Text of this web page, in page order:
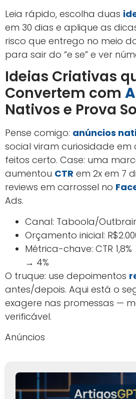
Leia rápido, escolha duas
em 30 dias e aplique as
risco que entrego no meio
para sair do “e se” e ver
Ideias Criativas
Convertem com
Nativos e Prova
Pense comigo: anúncios
social viram curiosidade
feitos certo. Case: uma
aumentou CTR em 2x em 7
reviews em carrossel no
Ads.
Canal: Taboola/
Orçamento inicial:
Métrica-chave: CTR 1,8%
→ 4%
O truque: use depoimentos
antes/depois. Aqui está o
exagere nas promessas —
verificável.
Anúncios